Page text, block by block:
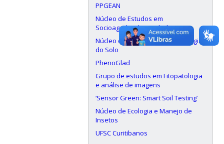
PPGEAN
Núcleo de Estudos em
Socioagrobiodiversidade
Núcleo de Ecologia e Ecotoxicologia
do Solo
PhenoGlad
Grupo de estudos em Fitopatologia
e análise de imagens
‘Sensor Green: Smart Soil Testing’
Núcleo de Ecologia e Manejo de
Insetos
UFSC Curitibanos